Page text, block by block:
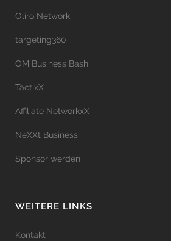
Oliro Network
targeting360
OM Business Bash
TactixX
Affiliate NetworkxX
NeXXt Business
Sponsor werden
WEITERE LINKS
Kontakt